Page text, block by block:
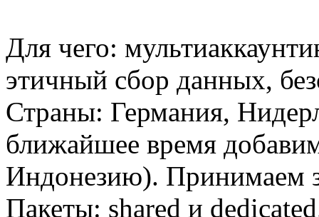
Для чего:
этичный сбор данных,
Страны: Германия,
ближайшее время
Индонезию). Принимаем
Пакеты: shared и